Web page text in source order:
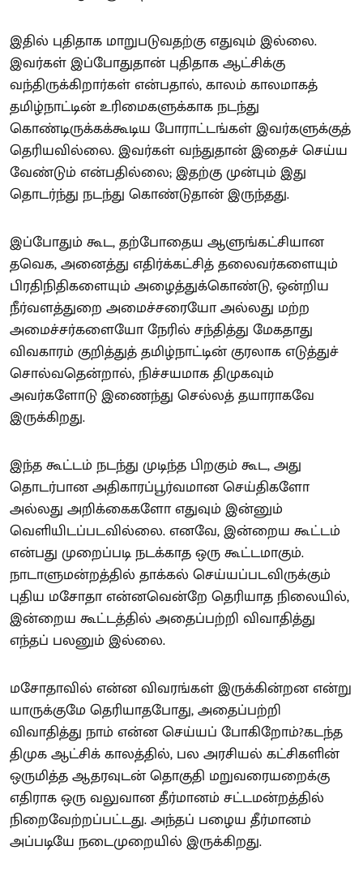
இதில் புதிதாக மாறுபடுவதற்கு எதுவும் இல்லை.
இவர்கள் இப்போதுதான் புதிதாக ஆட்சிக்கு
வந்திருக்கிறார்கள் என்பதால், காலம் காலமாகத்
தமிழ்நாட்டின் உரிமைகளுக்காக நடந்து
கொண்டிருக்கக்கூடிய போராட்டங்கள் இவர்களுக்குத்
தெரியவில்லை. இவர்கள் வந்துதான் இதைச் செய்ய
வேண்டும் என்பதில்லை; இதற்கு முன்பும் இது
தொடர்ந்து நடந்து கொண்டுதான் இருந்தது.
இப்போதும் கூட, தற்போதைய ஆளுங்கட்சியான
தவெக, அனைத்து எதிர்க்கட்சித் தலைவர்களையும்
பிரதிநிதிகளையும் அழைத்துக்கொண்டு, ஒன்றிய
நீர்வளத்துறை அமைச்சரையோ அல்லது மற்ற
அமைச்சர்களையோ நேரில் சந்தித்து மேகதாது
விவகாரம் குறித்துத் தமிழ்நாட்டின் குரலாக எடுத்துச்
சொல்வதென்றால், நிச்சயமாக திமுகவும்
அவர்களோடு இணைந்து செல்லத் தயாராகவே
இருக்கிறது.
இந்த கூட்டம் நடந்து முடிந்த பிறகும் கூட, அது
தொடர்பான அதிகாரப்பூர்வமான செய்திகளோ
அல்லது அறிக்கைகளோ எதுவும் இன்னும்
வெளியிடப்படவில்லை. எனவே, இன்றைய கூட்டம்
என்பது முறைப்படி நடக்காத ஒரு கூட்டமாகும்.
நாடாளுமன்றத்தில் தாக்கல் செய்யப்படவிருக்கும்
புதிய மசோதா என்னவென்றே தெரியாத நிலையில்,
இன்றைய கூட்டத்தில் அதைப்பற்றி விவாதித்து
எந்தப் பலனும் இல்லை.
மசோதாவில் என்ன விவரங்கள் இருக்கின்றன என்று
யாருக்குமே தெரியாதபோது, அதைப்பற்றி
விவாதித்து நாம் என்ன செய்யப் போகிறோம்?கடந்த
திமுக ஆட்சிக் காலத்தில், பல அரசியல் கட்சிகளின்
ஒருமித்த ஆதரவுடன் தொகுதி மறுவரையறைக்கு
எதிராக ஒரு வலுவான தீர்மானம் சட்டமன்றத்தில்
நிறைவேற்றப்பட்டது. அந்தப் பழைய தீர்மானம்
அப்படியே நடைமுறையில் இருக்கிறது.